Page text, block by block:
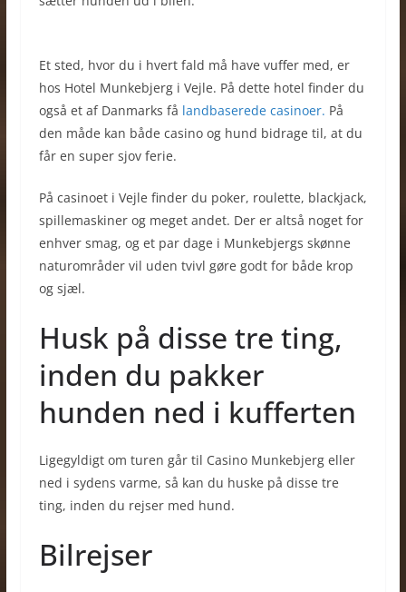
Et sted, hvor du i hvert fald må have vuffer med, er
hos Hotel Munkebjerg i Vejle. På dette hotel finder du
også et af Danmarks få landbaserede casinoer. På
den måde kan både casino og hund bidrage til, at du
får en super sjov ferie.
På casinoet i Vejle finder du poker, roulette, blackjack,
spillemaskiner og meget andet. Der er altså noget for
enhver smag, og et par dage i Munkebjergs skønne
naturområder vil uden tvivl gøre godt for både krop
og sjæl.
Husk på disse tre ting,
inden du pakker
hunden ned i kufferten
Ligegyldigt om turen går til Casino Munkebjerg eller
ned i sydens varme, så kan du huske på disse tre
ting, inden du rejser med hund.
Bilrejser